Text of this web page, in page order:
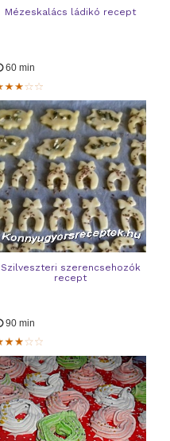
Mézeskalács ládikó recept
60 min
Szilveszteri szerencsehozók
recept
90 min